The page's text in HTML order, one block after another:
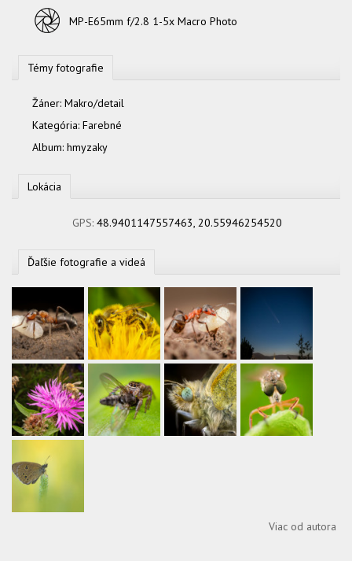
MP-E65mm f/2.8 1-5x Macro Photo
Témy fotografie
Žáner: Makro/detail
Kategória: Farebné
Album: hmyzaky
Lokácia
GPS:48.9401147557463, 20.55946254520
Ďaľšie fotografie a videá
Viac od autora